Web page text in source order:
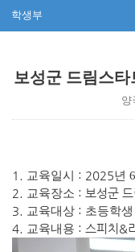
학생부
보성군 드림스타
양
1. 교육일시 : 2025년 6
2.
교육장소 : 보성군
3.
교육대상 : 초등학생
4. 교육내용 : 스피치&